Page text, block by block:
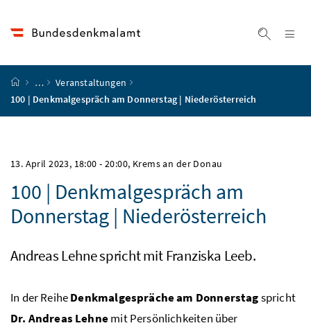
Startseite
…
Veranstaltungen
100 | Denkmalgespräch am Donnerstag | Niederösterreich
13. April 2023, 18:00 - 20:00, Krems an der Donau
100 | Denkmalgespräch am
Donnerstag | Niederösterreich
Andreas Lehne spricht mit Franziska Leeb.
In der ReiheDenkmalgespräche am Donnerstagspricht
Dr. Andreas Lehnemit Persönlichkeiten über